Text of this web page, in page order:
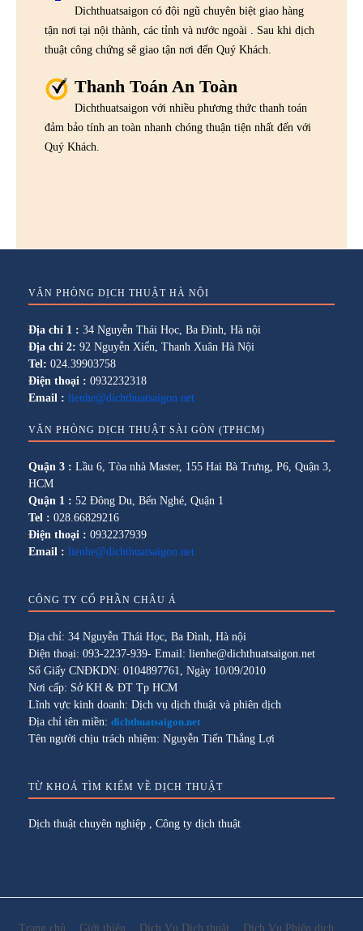
Dichthuatsaigon có đội ngũ chuyên biệt giao hàng
tận nơi tại nội thành, các tỉnh và nước ngoài . Sau khi dịch
thuật công chứng sẽ giao tận nơi đến Quý Khách.
Thanh Toán An Toàn
Dichthuatsaigon với nhiều phương thức thanh toán
đảm bảo tính an toàn nhanh chóng thuận tiện nhất đến với
Quý Khách.
VĂN PHÒNG DỊCH THUẬT HÀ NỘI
Địa chỉ 1 : 34 Nguyễn Thái Học, Ba Đình, Hà nội
Địa chỉ 2: 92 Nguyễn Xiển, Thanh Xuân Hà Nội
Tel: 024.39903758
Điện thoại : 0932232318
Email : lienhe@dichthuatsaigon.net
VĂN PHÒNG DỊCH THUẬT SÀI GÒN (TPHCM)
Quận 3 : Lầu 6, Tòa nhà Master, 155 Hai Bà Trưng, P6, Quận 3,
HCM
Quận 1 : 52 Đông Du, Bến Nghé, Quận 1
Tel : 028.66829216
Điện thoại : 0932237939
Email : lienhe@dichthuatsaigon.net
CÔNG TY CỔ PHẦN CHÂU Á
Địa chỉ: 34 Nguyễn Thái Học, Ba Đình, Hà nội
Điện thoại: 093-2237-939- Email: lienhe@dichthuatsaigon.net
Số Giấy CNĐKDN: 0104897761, Ngày 10/09/2010
Nơi cấp: Sở KH & ĐT Tp HCM
Lĩnh vực kinh doanh: Dịch vụ dịch thuật và phiên dịch
Địa chỉ tên miền: dichthuatsaigon.net
Tên người chịu trách nhiệm: Nguyễn Tiến Thắng Lợi
TỪ KHOÁ TÌM KIẾM VỀ DỊCH THUẬT
Dịch thuật chuyên nghiệp Công ty dịch thuật
Trang chủ Giới thiệu Dịch Vụ Dịch thuật Dịch Vụ Phiên dịch